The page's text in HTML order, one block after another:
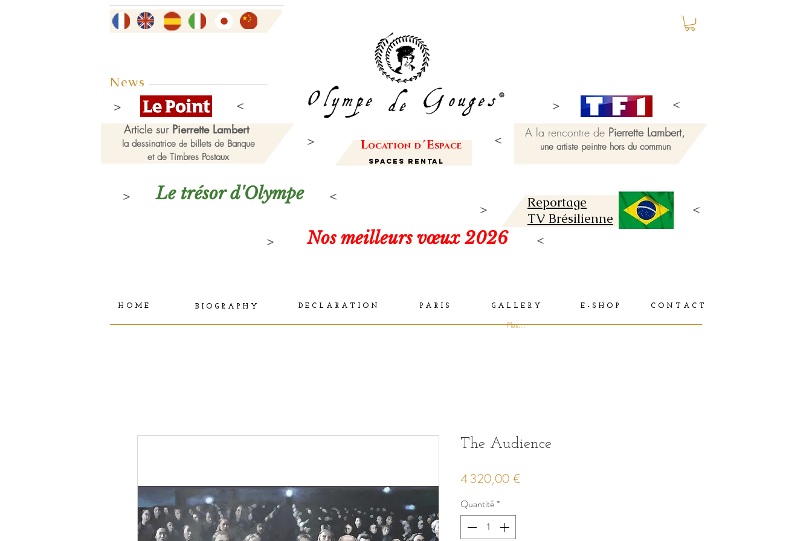
News
Article sur Pierrette Lambert
la dessinatrice debillets de Banque
et de Timbres Postaux
Location d'Espace
Spaces Rental
A la rencontre de Pierrette Lambert,
une artiste peintre hors du commun
Le trésor d'Olympe
Reportage
TV Brésilienne
Nos meilleurs vœux 2026
H O M E B I O G R A P H Y D E C L A R A T I O N P A R I S E - S H O P C O N T A C T
G A L L E R Y
Plus...
The Audience
4 320,00 €Prix
Quantité*